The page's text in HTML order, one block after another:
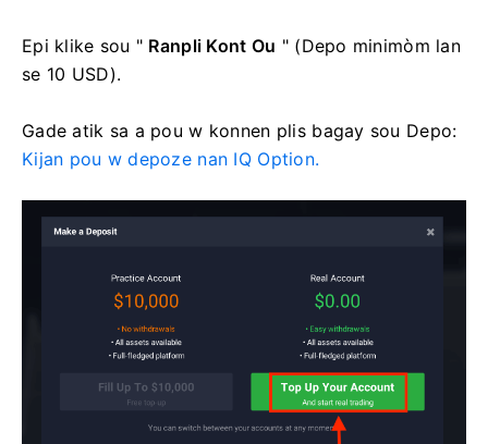
Epi klike sou " Ranpli Kont Ou " (Depo minimòm lan
se 10 USD).
Gade atik sa a pou w konnen plis bagay sou Depo:
Kijan pou w depoze nan IQ Option.